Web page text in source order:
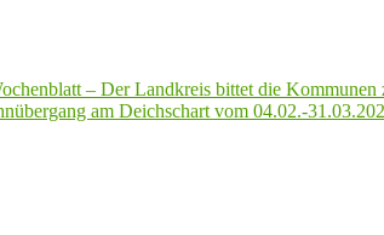
– Der Landkreis bittet die Kommunen
am Deichschart vom 04.02.-